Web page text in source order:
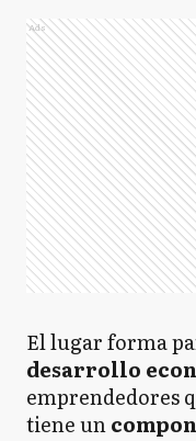
Ads
El lugar forma
desarrollo
emprendedores
tiene un